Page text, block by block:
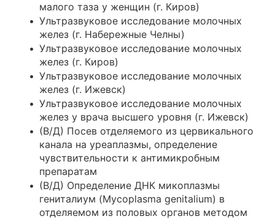
малого таза у женщин (г. Киров)
Ультразвуковое исследование молочных
желез (г. Набережные Челны)
Ультразвуковое исследование молочных
желез (г. Киров)
Ультразвуковое исследование молочных
желез (г. Ижевск)
Ультразвуковое исследование молочных
желез у врача высшего уровня (г. Ижевск)
(В/Д) Посев отделяемого из цервикального
канала на уреаплазмы, определение
чувствительности к антимикробным
препаратам
(В/Д) Определение ДНК микоплазмы
гениталиум (Mycoplasma genitalium) в
отделяемом из половых органов методом